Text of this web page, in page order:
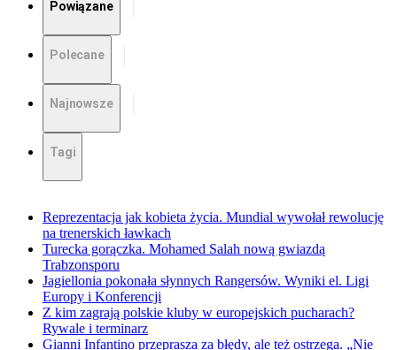
Powiązane
Polecane
Najnowsze
Tagi
Reprezentacja jak kobieta życia. Mundial wywołał rewolucję
na trenerskich ławkach
Turecka gorączka. Mohamed Salah nową gwiazdą
Trabzonsporu
Jagiellonia pokonała słynnych Rangersów. Wyniki el. Ligi
Europy i Konferencji
Z kim zagrają polskie kluby w europejskich pucharach?
Rywale i terminarz
Gianni Infantino przeprasza za błędy, ale też ostrzega. „Nie